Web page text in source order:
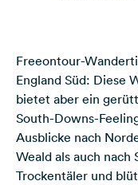
Freeontour-
England Süd: Diese
bietet aber ein
South-Downs-
Ausblicke nach
Weald als auch
Trockentäler und